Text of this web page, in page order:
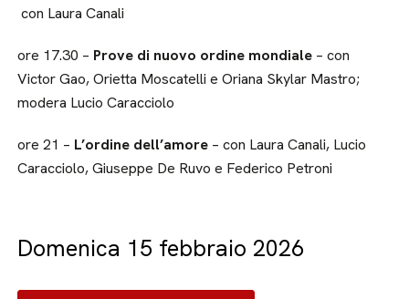
con Laura Canali
ore 17.30 – Prove di nuovo ordine mondiale – con
Victor Gao, Orietta Moscatelli e Oriana Skylar Mastro;
modera Lucio Caracciolo
ore 21 – L’ordine dell’amore – con Laura Canali, Lucio
Caracciolo, Giuseppe De Ruvo e Federico Petroni
Domenica 15 febbraio 2026